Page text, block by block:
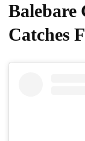
Balebare
Catches